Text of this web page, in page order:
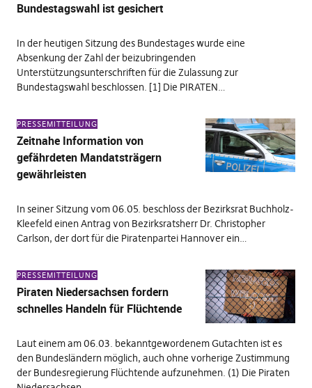
Bundestagswahl ist gesichert
In der heutigen Sitzung des Bundestages wurde eine
Absenkung der Zahl der beizubringenden
Unterstützungsunterschriften für die Zulassung zur
Bundestagswahl beschlossen. [1] Die PIRATEN…
PRESSEMITTEILUNG
Zeitnahe Information von
gefährdeten Mandatsträgern
gewährleisten
In seiner Sitzung vom 06.05. beschloss der Bezirksrat Buchholz-
Kleefeld einen Antrag von Bezirksratsherr Dr. Christopher
Carlson, der dort für die Piratenpartei Hannover ein…
PRESSEMITTEILUNG
Piraten Niedersachsen fordern
schnelles Handeln für Flüchtende
Laut einem am 06.03. bekanntgewordenem Gutachten ist es
den Bundesländern möglich, auch ohne vorherige Zustimmung
der Bundesregierung Flüchtende aufzunehmen. (1) Die Piraten